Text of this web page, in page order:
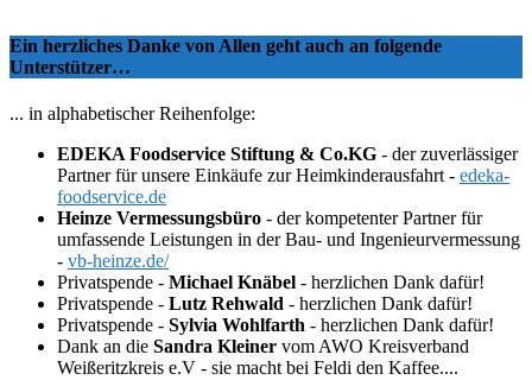
Ein herzliches Danke von Allen geht auch an folgende
Unterstützer…
... in alphabetischer Reihenfolge:
EDEKA Foodservice Stiftung & Co.KG - der zuverlässiger
Partner für unsere Einkäufe zur Heimkinderausfahrt - edeka-
foodservice.de
Heinze Vermessungsbüro - der kompetenter Partner für
umfassende Leistungen in der Bau- und Ingenieurvermessung
- vb-heinze.de/
Privatspende - Michael Knäbel - herzlichen Dank dafür!
Privatspende - Lutz Rehwald - herzlichen Dank dafür!
Privatspende - Sylvia Wohlfarth - herzlichen Dank dafür!
Dank an die Sandra Kleiner vom AWO Kreisverband
Weißeritzkreis e.V - sie macht bei Feldi den Kaffee....